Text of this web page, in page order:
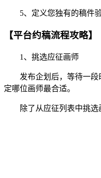
5、定义您独有的稿件验
【平台约稿流程攻略】
1、挑选应征画师
发布企划后，等待一段时
定哪位画师最合适。
除了从应征列表中挑选画